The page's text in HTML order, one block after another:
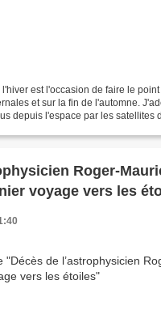
est l'occasion de faire le
et sur la fin de l'automne.
depuis l'espace par les satellites
Roger-
voyage vers les